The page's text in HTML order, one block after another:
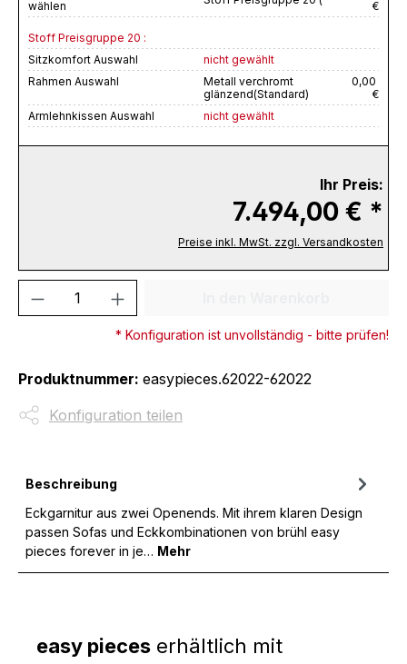
wählen
€
Stoff Preisgruppe 20 :
Sitzkomfort Auswahl
nicht gewählt
Rahmen Auswahl
Metall verchromt
glänzend(Standard)
0,00
€
Armlehnkissen Auswahl
nicht gewählt
Ihr Preis:
7.494,00 € *
Preise inkl. MwSt. zzgl. Versandkosten
Produkt Anzahl: Gib den
* Konfiguration ist unvollständig - bitte prüfen!
Produktnummer: easypieces.62022-62022
Konfiguration teilen
Beschreibung
Eckgarnitur aus zwei Openends. Mit ihrem klaren Design
passen Sofas und Eckkombinationen von brühl easy
pieces forever in je… Mehr
easy pieces erhältlich mit